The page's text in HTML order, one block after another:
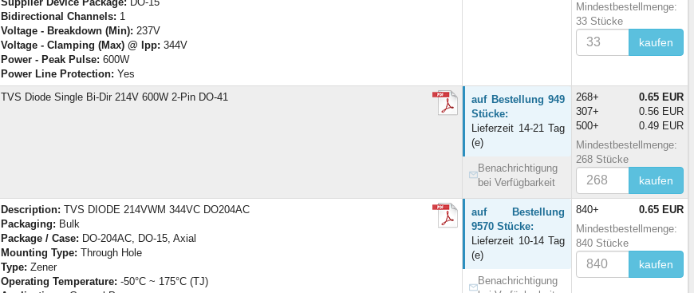
Bidirectional Channels: 1
Voltage - Breakdown (Min): 237V
Voltage - Clamping (Max) @ Ipp: 344V
Power - Peak Pulse: 600W
Power Line Protection: Yes
Mindestbestellmenge:
33 Stücke
kaufen
TVS Diode Single Bi-Dir 214V 600W 2-Pin DO-41
auf Bestellung 949
Stücke:
Lieferzeit 14-21 Tag
(e)
Benachrichtigung
bei Verfügbarkeit
268+
0.65 EUR
307+
0.56 EUR
500+
0.49 EUR
Mindestbestellmenge:
268 Stücke
kaufen
Description: TVS DIODE 214VWM 344VC DO204AC
Packaging: Bulk
Package / Case: DO-204AC, DO-15, Axial
Mounting Type: Through Hole
Type: Zener
Operating Temperature: -50°C ~ 175°C (TJ)
auf Bestellung
9570 Stücke:
Lieferzeit 10-14 Tag
(e)
Benachrichtigung
840+
0.65 EUR
Mindestbestellmenge:
840 Stücke
kaufen